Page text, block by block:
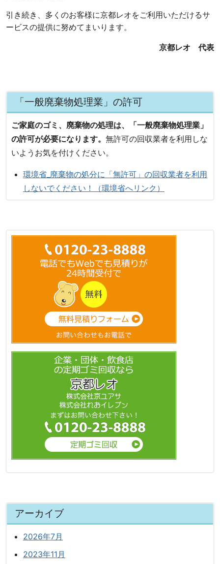
引き続き、多くのお客様に京都レオをご利用いただけるサ
ービスの提供に努めてまいります。
京都レオ 代表
「一般廃棄物処理業」の許可
ご家庭のゴミ、廃棄物の処理は、「一般廃棄物処理業」
の許可が必要になります。 無許可の回収業者を利用しな
いようお気を付けください。
環境省_廃棄物の処分に「無許可」の回収業者を利用
しないでください！（環境省へリンク）
アーカイブ
2026年7月
2023年11月